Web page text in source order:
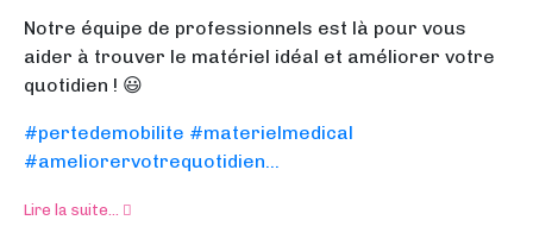
Notre équipe de professionnels est là pour vous
aider à trouver le matériel idéal et améliorer votre
quotidien ! 😃
#pertedemobilite #materielmedical
#ameliorervotrequotidien...
Lire la suite...